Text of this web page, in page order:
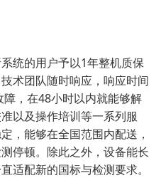
统的用户予以1年整机质保
术团队随时响应，响应时间
，在48小时以内就能够解
以及操作培训等一系列服
，能够在全国范围内配送，
停顿。除此之外，设备能长
适配新的国标与检测要求。